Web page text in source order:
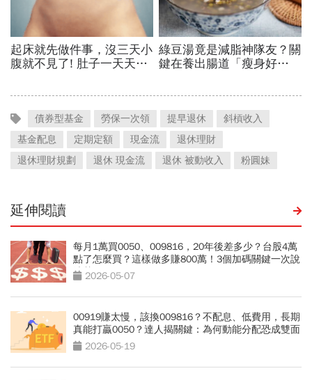
債券型基金 勞保一次領 提早退休
斜槓收入
基金配息
定期定額 現金流
退休理財
退休理財規劃
退休 現金流 退休 被動收入 粉圓妹
延伸閱讀
每月1萬買0050、009816，20年後差多少？台股4萬
點了怎麼買？這樣做多賺800萬！3個加碼關鍵一次說
清楚2026-05-07
00919賺太慢，該換009816？不配息、低費用，長期
真能打贏0050？達人揭關鍵：為何動能分配恐成雙面
刃 2026-05-19